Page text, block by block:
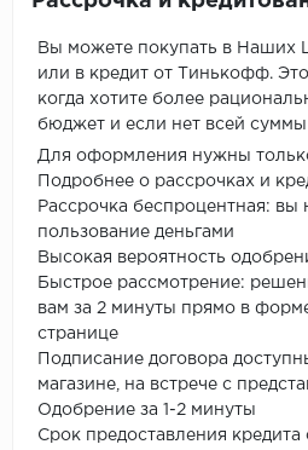
Вы можете покупать в Наших
или в кредит от Тинькофф.
когда хотите более
бюджет и если нет всей суммы
Для оформления нужны
Подробнее о рассрочках и
Рассрочка беспроцентная: вы
пользование деньгами
Высокая вероятность
Быстрое рассмотрение:
вам за 2 минуты прямо в
странице
Подписание договора
магазине, на встрече с
Одобрение за 1-2 минуты
Срок предоставления кредита